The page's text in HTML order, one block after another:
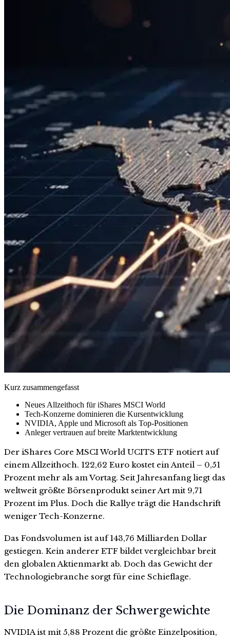
Kurz zusammengefasst
Neues Allzeithoch für iShares MSCI World
Tech-Konzerne dominieren die Kursentwicklung
NVIDIA, Apple und Microsoft als Top-Positionen
Anleger vertrauen auf breite Marktentwicklung
Der iShares Core MSCI World UCITS ETF notiert auf
einem Allzeithoch. 122,62 Euro kostet ein Anteil – 0,51
Prozent mehr als am Vortag. Seit Jahresanfang liegt das
weltweit größte Börsenprodukt seiner Art mit 9,71
Prozent im Plus. Doch die Rallye trägt die Handschrift
weniger Tech-Konzerne.
Das Fondsvolumen ist auf 143,76 Milliarden Dollar
gestiegen. Kein anderer ETF bildet vergleichbar breit
den globalen Aktienmarkt ab. Doch das Gewicht der
Technologiebranche sorgt für eine Schieflage.
Die Dominanz der Schwergewichte
NVIDIA ist mit 5,88 Prozent die größte Einzelposition,